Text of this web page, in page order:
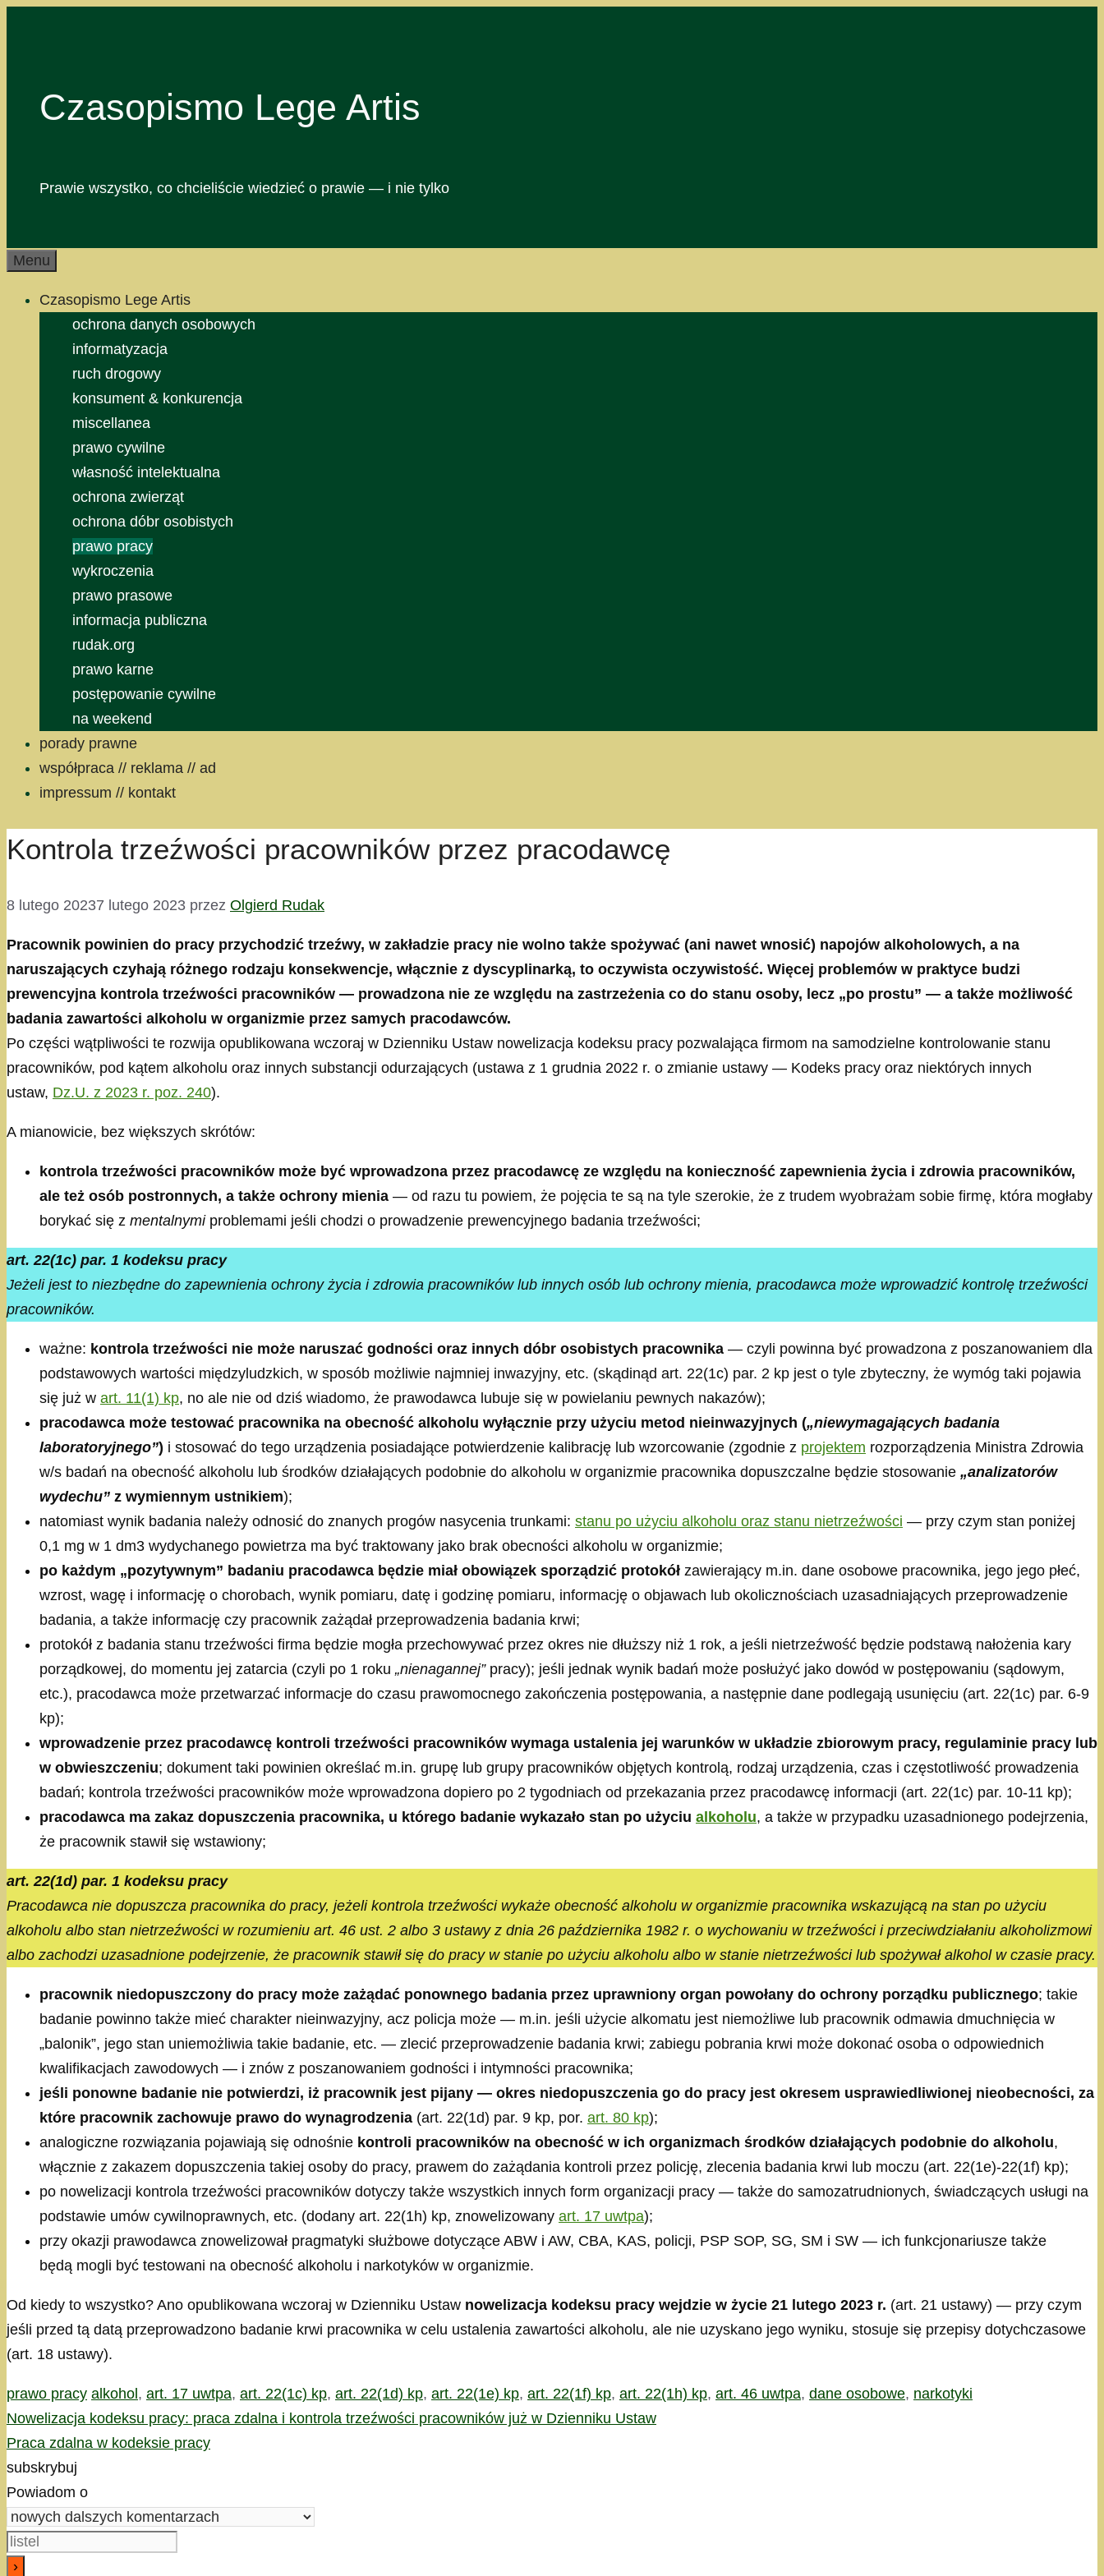
Czasopismo Lege Artis
Prawie wszystko, co chcieliście wiedzieć o prawie — i nie tylko
Menu
Czasopismo Lege Artis
ochrona danych osobowych
informatyzacja
ruch drogowy
konsument & konkurencja
miscellanea
prawo cywilne
własność intelektualna
ochrona zwierząt
ochrona dóbr osobistych
prawo pracy
wykroczenia
prawo prasowe
informacja publiczna
rudak.org
prawo karne
postępowanie cywilne
na weekend
porady prawne
współpraca // reklama // ad
impressum // kontakt
Kontrola trzeźwości pracowników przez pracodawcę
8 lutego 20237 lutego 2023 przez Olgierd Rudak
Pracownik powinien do pracy przychodzić trzeźwy, w zakładzie pracy nie wolno także spożywać (ani nawet wnosić) napojów alkoholowych, a na
naruszających czyhają różnego rodzaju konsekwencje, włącznie z dyscyplinarką, to oczywista oczywistość. Więcej problemów w praktyce budzi
prewencyjna kontrola trzeźwości pracowników — prowadzona nie ze względu na zastrzeżenia co do stanu osoby, lecz „po prostu” — a także możliwość
badania zawartości alkoholu w organizmie przez samych pracodawców.
Po części wątpliwości te rozwija opublikowana wczoraj w Dzienniku Ustaw nowelizacja kodeksu pracy pozwalająca firmom na samodzielne kontrolowanie stanu
pracowników, pod kątem alkoholu oraz innych substancji odurzających (ustawa z 1 grudnia 2022 r. o zmianie ustawy — Kodeks pracy oraz niektórych innych
ustaw, Dz.U. z 2023 r. poz. 240).
A mianowicie, bez większych skrótów:
kontrola trzeźwości pracowników może być wprowadzona przez pracodawcę ze względu na konieczność zapewnienia życia i zdrowia pracowników,
ale też osób postronnych, a także ochrony mienia — od razu tu powiem, że pojęcia te są na tyle szerokie, że z trudem wyobrażam sobie firmę, która mogłaby
borykać się z mentalnymi problemami jeśli chodzi o prowadzenie prewencyjnego badania trzeźwości;
art. 22(1c) par. 1 kodeksu pracy
Jeżeli jest to niezbędne do zapewnienia ochrony życia i zdrowia pracowników lub innych osób lub ochrony mienia, pracodawca może wprowadzić kontrolę trzeźwości
pracowników.
ważne: kontrola trzeźwości nie może naruszać godności oraz innych dóbr osobistych pracownika — czyli powinna być prowadzona z poszanowaniem dla
podstawowych wartości międzyludzkich, w sposób możliwie najmniej inwazyjny, etc. (skądinąd art. 22(1c) par. 2 kp jest o tyle zbyteczny, że wymóg taki pojawia
się już w art. 11(1) kp, no ale nie od dziś wiadomo, że prawodawca lubuje się w powielaniu pewnych nakazów);
pracodawca może testować pracownika na obecność alkoholu wyłącznie przy użyciu metod nieinwazyjnych („niewymagających badania
laboratoryjnego”) i stosować do tego urządzenia posiadające potwierdzenie kalibrację lub wzorcowanie (zgodnie z projektem rozporządzenia Ministra Zdrowia
w/s badań na obecność alkoholu lub środków działających podobnie do alkoholu w organizmie pracownika dopuszczalne będzie stosowanie „analizatorów
wydechu” z wymiennym ustnikiem);
natomiast wynik badania należy odnosić do znanych progów nasycenia trunkami: stanu po użyciu alkoholu oraz stanu nietrzeźwości — przy czym stan poniżej
0,1 mg w 1 dm3 wydychanego powietrza ma być traktowany jako brak obecności alkoholu w organizmie;
po każdym „pozytywnym” badaniu pracodawca będzie miał obowiązek sporządzić protokół zawierający m.in. dane osobowe pracownika, jego jego płeć,
wzrost, wagę i informację o chorobach, wynik pomiaru, datę i godzinę pomiaru, informację o objawach lub okolicznościach uzasadniających przeprowadzenie
badania, a także informację czy pracownik zażądał przeprowadzenia badania krwi;
protokół z badania stanu trzeźwości firma będzie mogła przechowywać przez okres nie dłuższy niż 1 rok, a jeśli nietrzeźwość będzie podstawą nałożenia kary
porządkowej, do momentu jej zatarcia (czyli po 1 roku „nienagannej”pracy); jeśli jednak wynik badań może posłużyć jako dowód w postępowaniu (sądowym,
etc.), pracodawca może przetwarzać informacje do czasu prawomocnego zakończenia postępowania, a następnie dane podlegają usunięciu (art. 22(1c) par. 6-9
kp);
wprowadzenie przez pracodawcę kontroli trzeźwości pracowników wymaga ustalenia jej warunków w układzie zbiorowym pracy, regulaminie pracy lub
w obwieszczeniu; dokument taki powinien określać m.in. grupę lub grupy pracowników objętych kontrolą, rodzaj urządzenia, czas i częstotliwość prowadzenia
badań; kontrola trzeźwości pracowników może wprowadzona dopiero po 2 tygodniach od przekazania przez pracodawcę informacji (art. 22(1c) par. 10-11 kp);
pracodawca ma zakaz dopuszczenia pracownika, u którego badanie wykazało stan po użyciu alkoholu, a także w przypadku uzasadnionego podejrzenia,
że pracownik stawił się wstawiony;
art. 22(1d) par. 1 kodeksu pracy
Pracodawca nie dopuszcza pracownika do pracy, jeżeli kontrola trzeźwości wykaże obecność alkoholu w organizmie pracownika wskazującą na stan po użyciu
alkoholu albo stan nietrzeźwości w rozumieniu art. 46 ust. 2 albo 3 ustawy z dnia 26 października 1982 r. o wychowaniu w trzeźwości i przeciwdziałaniu alkoholizmowi
albo zachodzi uzasadnione podejrzenie, że pracownik stawił się do pracy w stanie po użyciu alkoholu albo w stanie nietrzeźwości lub spożywał alkohol w czasie pracy.
pracownik niedopuszczony do pracy może zażądać ponownego badania przez uprawniony organ powołany do ochrony porządku publicznego; takie
badanie powinno także mieć charakter nieinwazyjny, acz policja może — m.in. jeśli użycie alkomatu jest niemożliwe lub pracownik odmawia dmuchnięcia w
„balonik”, jego stan uniemożliwia takie badanie, etc. — zlecić przeprowadzenie badania krwi; zabiegu pobrania krwi może dokonać osoba o odpowiednich
kwalifikacjach zawodowych — i znów z poszanowaniem godności i intymności pracownika;
jeśli ponowne badanie nie potwierdzi, iż pracownik jest pijany — okres niedopuszczenia go do pracy jest okresem usprawiedliwionej nieobecności, za
które pracownik zachowuje prawo do wynagrodzenia (art. 22(1d) par. 9 kp, por. art. 80 kp);
analogiczne rozwiązania pojawiają się odnośnie kontroli pracowników na obecność w ich organizmach środków działających podobnie do alkoholu,
włącznie z zakazem dopuszczenia takiej osoby do pracy, prawem do zażądania kontroli przez policję, zlecenia badania krwi lub moczu (art. 22(1e)-22(1f) kp);
po nowelizacji kontrola trzeźwości pracowników dotyczy także wszystkich innych form organizacji pracy — także do samozatrudnionych, świadczących usługi na
podstawie umów cywilnoprawnych, etc. (dodany art. 22(1h) kp, znowelizowany art. 17 uwtpa);
przy okazji prawodawca znowelizował pragmatyki służbowe dotyczące ABW i AW, CBA, KAS, policji, PSP SOP, SG, SM i SW — ich funkcjonariusze także
będą mogli być testowani na obecność alkoholu i narkotyków w organizmie.
Od kiedy to wszystko? Ano opublikowana wczoraj w Dzienniku Ustaw nowelizacja kodeksu pracy wejdzie w życie 21 lutego 2023 r. (art. 21 ustawy) — przy czym
jeśli przed tą datą przeprowadzono badanie krwi pracownika w celu ustalenia zawartości alkoholu, ale nie uzyskano jego wyniku, stosuje się przepisy dotychczasowe
(art. 18 ustawy).
Kategorie
prawo pracy Tagi
alkohol , art. 17 uwtpa, art. 22(1c) kp, art. 22(1d) kp, art. 22(1e) kp, art. 22(1f) kp, art. 22(1h) kp, art. 46 uwtpa, dane osobowe, narkotyki
Nowelizacja kodeksu pracy: praca zdalna i kontrola trzeźwości pracowników już w Dzienniku Ustaw
Praca zdalna w kodeksie pracy
subskrybuj
Powiadom o